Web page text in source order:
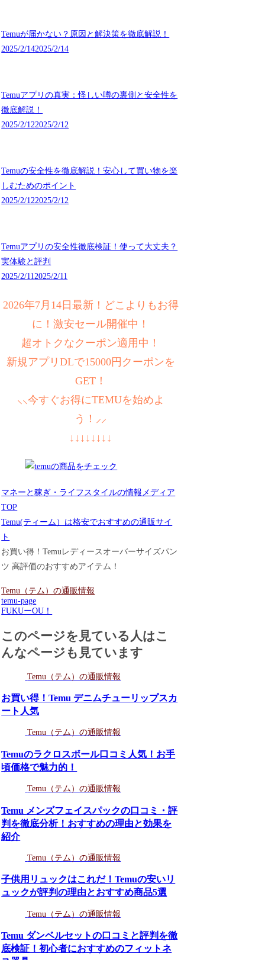
Temuが届かない？原因と解決策を徹底解説！
2025/2/142025/2/14
Temuアプリの真実：怪しい噂の裏側と安全性を
徹底解説！
2025/2/122025/2/12
Temuの安全性を徹底解説！安心して買い物を楽
しむためのポイント
2025/2/122025/2/12
Temuアプリの安全性徹底検証！使って大丈夫？
実体験と評判
2025/2/112025/2/11
2026年7月14日最新！どこよりもお得
に！激安セール開催中！
超オトクなクーポン適用中！
新規アプリDLで15000円クーポンを
GET！
⸜⸜今すぐお得にTEMUを始めよ
う！⸝⸝
↓↓↓↓↓↓↓↓
マネーと稼ぎ・ライフスタイルの情報メディア
TOP
Temu(ティーム）は格安でおすすめの通販サイ
ト
お買い得！Temuレディースオーバーサイズパン
ツ 高評価のおすすめアイテム！
Temu（テム）の通販情報
temu-page
FUKUーOU！
このページを見ている人はこ
んなページも見ています
Temu（テム）の通販情報
お買い得！Temu デニムチューリップスカ
ート人気
Temu（テム）の通販情報
Temuのラクロスボール口コミ人気！お手
頃価格で魅力的！
Temu（テム）の通販情報
Temu メンズフェイスパックの口コミ・評
判を徹底分析！おすすめの理由と効果を
紹介
Temu（テム）の通販情報
子供用リュックはこれだ！Temuの安いリ
ュックが評判の理由とおすすめ商品5選
Temu（テム）の通販情報
Temu ダンベルセットの口コミと評判を徹
底検証！初心者におすすめのフィットネ